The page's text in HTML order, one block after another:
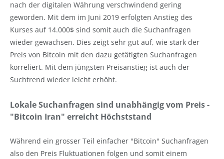
nach der digitalen Währung verschwindend gering
geworden. Mit dem im Juni 2019 erfolgten Anstieg des
Kurses auf 14.000$ sind somit auch die Suchanfragen
wieder gewachsen. Dies zeigt sehr gut auf, wie stark der
Preis von Bitcoin mit den dazu getätigten Suchanfragen
korreliert. Mit dem jüngsten Preisanstieg ist auch der
Suchtrend wieder leicht erhöht.
Lokale Suchanfragen sind unabhängig vom Preis -
"Bitcoin Iran" erreicht Höchststand
Während ein grosser Teil einfacher "Bitcoin" Suchanfragen
also den Preis Fluktuationen folgen und somit einem